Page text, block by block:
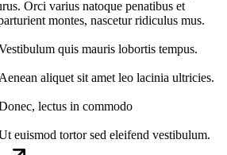
Orci varius natoque penatibus et
montes, nascetur ridiculus mus.
quis mauris lobortis tempus.
Aenean aliquet sit amet leo lacinia ultricies.
lectus in commodo
euismod tortor sed eleifend vestibulum.